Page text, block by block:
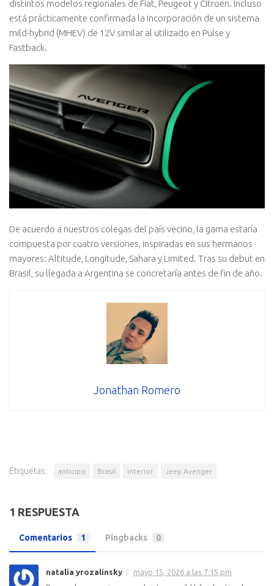
distintos modelos regionales de Fiat, Peugeot y Citroën. Incluso
está prácticamente confirmada la incorporación de un sistema
mild-hybrid (MHEV) de 12V similar al utilizado en Pulse y
Fastback.
De acuerdo a nuestros colegas del país vecino, la gama estaría
compuesta por cuatro versiones, inspiradas en sus hermanos
mayores: Altitude, Longitude, Sahara y Limited. Tras su debut en
Brasil, su llegada a Argentina se concretaría antes de fin de año.
Jonathan Romero
Etiquetas: anticipo Brasil interior Jeep Avenger
1 RESPUESTA
Comentarios 1 Pingbacks 0
natalia yrozalinsky
mayo 15, 2026 a las 7:15 pm